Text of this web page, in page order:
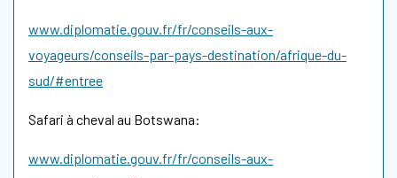
www.diplomatie.gouv.fr/fr/conseils-aux-
voyageurs/conseils-par-pays-destination/afrique-du-
sud/#entree
Safari à cheval au Botswana:
www.diplomatie.gouv.fr/fr/conseils-aux-